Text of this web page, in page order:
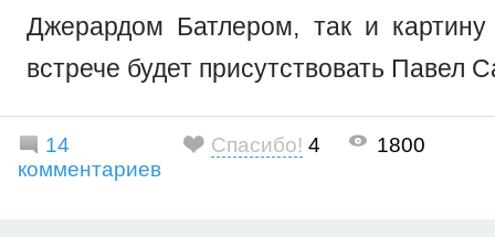
Джерардом Батлером, так и
встрече будет присутствовать Павел
14
комментариев
Спасибо! 4 1800